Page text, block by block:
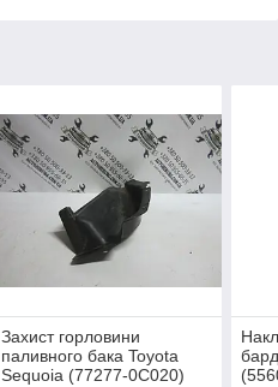
Захист горловини
паливного бака Toyota
Sequoia (77277-0C020)